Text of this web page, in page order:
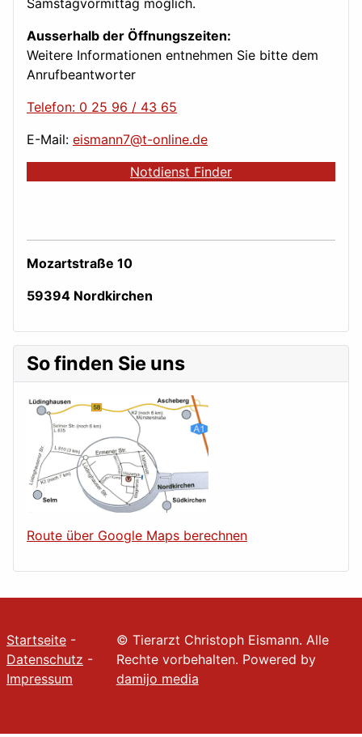
Samstagvormittag möglich.
Ausserhalb der Öffnungszeiten:
Weitere Informationen entnehmen Sie bitte dem
Anrufbeantworter
Telefon: 0 25 96 / 43 65
E-Mail: eismann7@t-online.de
Notdienst Finder
Mozartstraße 10
59394 Nordkirchen
So finden Sie uns
Route über Google Maps berechnen
Startseite -
Datenschutz -
Impressum
© Tierarzt Christoph Eismann. Alle
Rechte vorbehalten. Powered by
damijo media